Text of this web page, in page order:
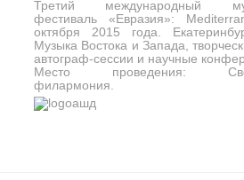
Третий международный
фестиваль «Евразия»:
октября 2015 года.
Музыка Востока и Запада,
автограф-сессии и научные
Место проведения:
филармония.